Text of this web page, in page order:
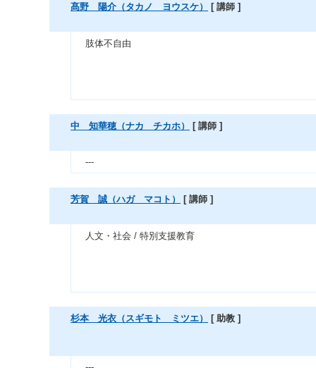
髙野 陽介（タカノ ヨウスケ） [ 講師 ]
肢体不自由
中 知華穂（ナカ チカホ） [ 講師 ]
---
芳賀 誠（ハガ マコト） [ 講師 ]
人文・社会 / 特別支援教育
杉本 光衣（スギモト ミツエ） [ 助教 ]